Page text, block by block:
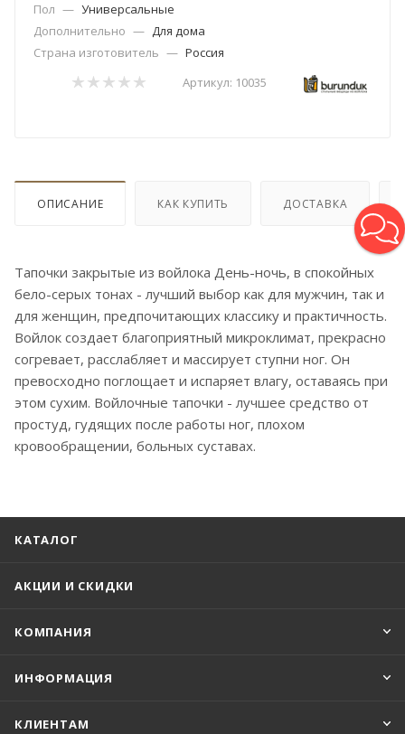
Пол — Универсальные
Дополнительно — Для дома
Страна изготовитель — Россия
Артикул: 10035
ОПИСАНИЕ КАК КУПИТЬ ДОСТАВКА
Тапочки закрытые из войлока День-ночь, в спокойных
бело-серых тонах - лучший выбор как для мужчин, так и
для женщин, предпочитающих классику и практичность.
Войлок создает благоприятный микроклимат, прекрасно
согревает, расслабляет и массирует ступни ног. Он
превосходно поглощает и испаряет влагу, оставаясь при
этом сухим. Войлочные тапочки - лучшее средство от
простуд, гудящих после работы ног, плохом
кровообращении, больных суставах.
КАТАЛОГ
АКЦИИ И СКИДКИ
КОМПАНИЯ
ИНФОРМАЦИЯ
КЛИЕНТАМ